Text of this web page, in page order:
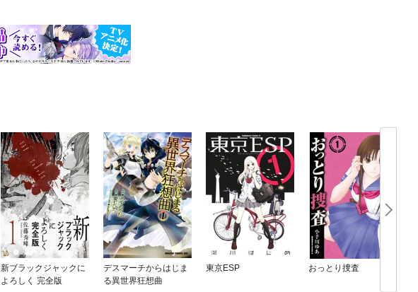
新ブラックジャックに
よろしく 完全版
デスマーチからはじま
る異世界狂想曲
東京ESP おっとり捜査